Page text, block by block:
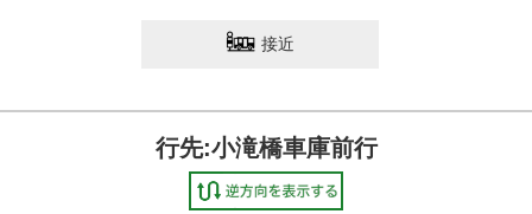
接近
行先:小滝橋車庫前行